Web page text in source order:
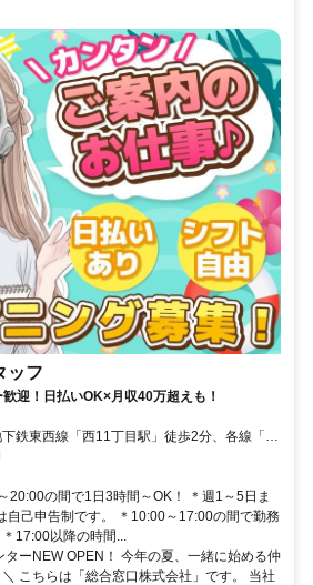
ッフ
迎！日払いOK×月収40万超えも！
鉄東西線「西11丁目駅」徒歩2分、各線「大
20:00の間で1日3時間～OK！ ＊週1～5日ま
自己申告制です。 ＊10:00～17:00の間で勤務
17:00以降の時間...
ターNEW OPEN！ 今年の夏、一緒に始める仲
こちらは「総合窓口株式会社」です。 当社